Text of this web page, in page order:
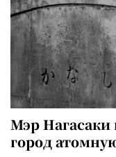
Мэр Нагасаки
город